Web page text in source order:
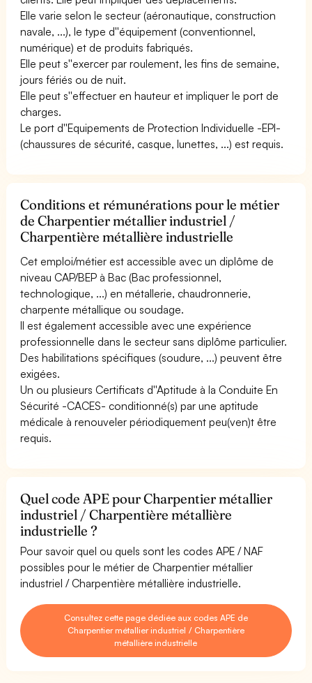
Elle varie selon le secteur (aéronautique, construction
navale, ...), le type d''équipement (conventionnel,
numérique) et de produits fabriqués.
Elle peut s''exercer par roulement, les fins de semaine,
jours fériés ou de nuit.
Elle peut s''effectuer en hauteur et impliquer le port de
charges.
Le port d''Equipements de Protection Individuelle -EPI-
(chaussures de sécurité, casque, lunettes, ...) est requis.
Conditions et rémunérations pour le métier
de Charpentier métallier industriel /
Charpentière métallière industrielle
Cet emploi/métier est accessible avec un diplôme de
niveau CAP/BEP à Bac (Bac professionnel,
technologique, ...) en métallerie, chaudronnerie,
charpente métallique ou soudage.
Il est également accessible avec une expérience
professionnelle dans le secteur sans diplôme particulier.
Des habilitations spécifiques (soudure, ...) peuvent être
exigées.
Un ou plusieurs Certificats d''Aptitude à la Conduite En
Sécurité -CACES- conditionné(s) par une aptitude
médicale à renouveler périodiquement peu(ven)t être
requis.
Quel code APE pour Charpentier métallier
industriel / Charpentière métallière
industrielle ?
Pour savoir quel ou quels sont les codes APE / NAF
possibles pour le métier de Charpentier métallier
industriel / Charpentière métallière industrielle.
Consultez cette page dédiée aux codes APE de
Charpentier métallier industriel / Charpentière
métallière industrielle